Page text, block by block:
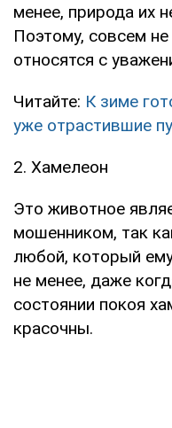
менее, природа их
Поэтому, совсем
относятся с
Читайте: К зиме
уже отрастившие
2. Хамелеон
Это животное
мошенником, так
любой, который
не менее, даже
состоянии покоя
красочны.